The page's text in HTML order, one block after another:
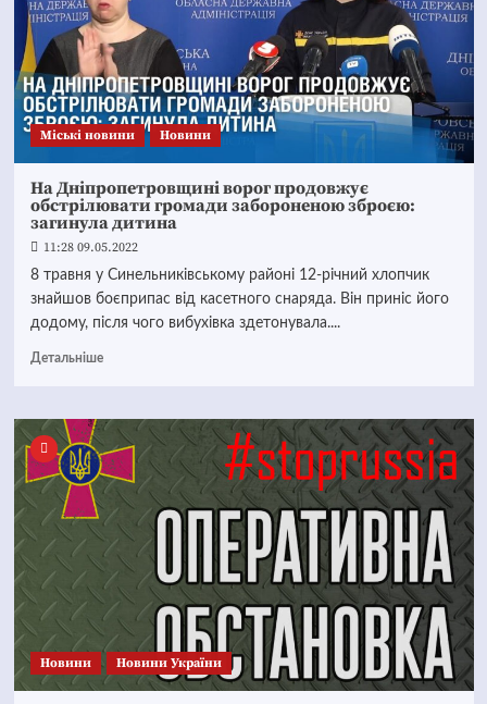
Mіські новини Новини
На Дніпропетровщині ворог продовжує
обстрілювати громади забороненою зброєю:
загинула дитина
11:28 09.05.2022
8 травня у Синельниківському районі 12-річний хлопчик
знайшов боєприпас від касетного снаряда. Він приніс його
додому, після чого вибухівка здетонувала....
Детальніше
Новини Новини України